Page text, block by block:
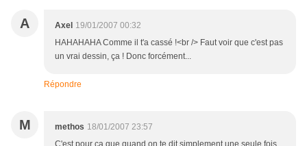
A Axel 19/01/2007 00:32
HAHAHAHA Comme il t'a cassé !<br /> Faut voir que c'est pas
un vrai dessin, ça ! Donc forcément...
Répondre
M methos 18/01/2007 23:57
C'est pour ça que quand on te dit simplement une seule fois